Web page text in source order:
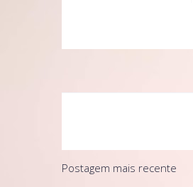
Postagem mais recente